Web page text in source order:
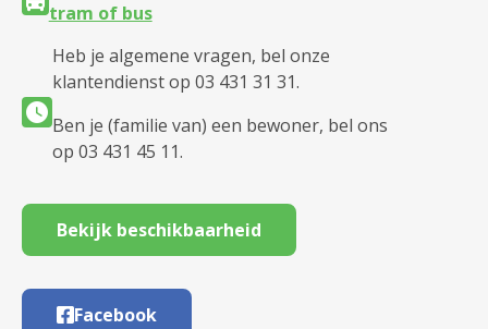
tram of bus
Heb je algemene vragen, bel onze
klantendienst op 03 431 31 31.
Ben je (familie van) een bewoner, bel ons
op 03 431 45 11.
Bekijk beschikbaarheid
Facebook